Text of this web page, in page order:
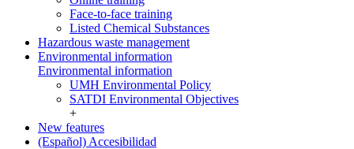
Face-to-face training
Listed Chemical Substances
Hazardous waste management
Environmental information
Environmental information
UMH Environmental Policy
SATDI Environmental Objectives
+
New features
(Español) Accesibilidad